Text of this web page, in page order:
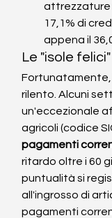
attrezzature
17,1% di
appena il
Le "isole
rilento. Alcuni
un'eccezionale
agricoli (codice
pagamenti
ritardo oltre i 60
puntualità si
all'ingrosso di
pagamenti